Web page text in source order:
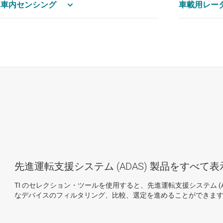
車内センシング 車載用レー
先進運転支援システム (ADAS) 製品をすべて表
TI のセレクション・ツールを使用すると、先進運転支援システム
なデバイスのフィルタリング、比較、選定を進めることができま